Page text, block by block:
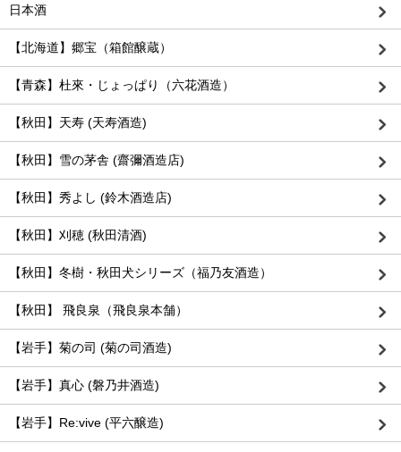
日本酒
【北海道】郷宝（箱館醸蔵）
【青森】杜來・じょっぱり（六花酒造）
【秋田】天寿 (天寿酒造)
【秋田】雪の茅舎 (齋彌酒造店)
【秋田】秀よし (鈴木酒造店)
【秋田】刈穂 (秋田清酒)
【秋田】冬樹・秋田犬シリーズ（福乃友酒造）
【秋田】 飛良泉（飛良泉本舗）
【岩手】菊の司 (菊の司酒造)
【岩手】真心 (磐乃井酒造)
【岩手】Re:vive (平六醸造)